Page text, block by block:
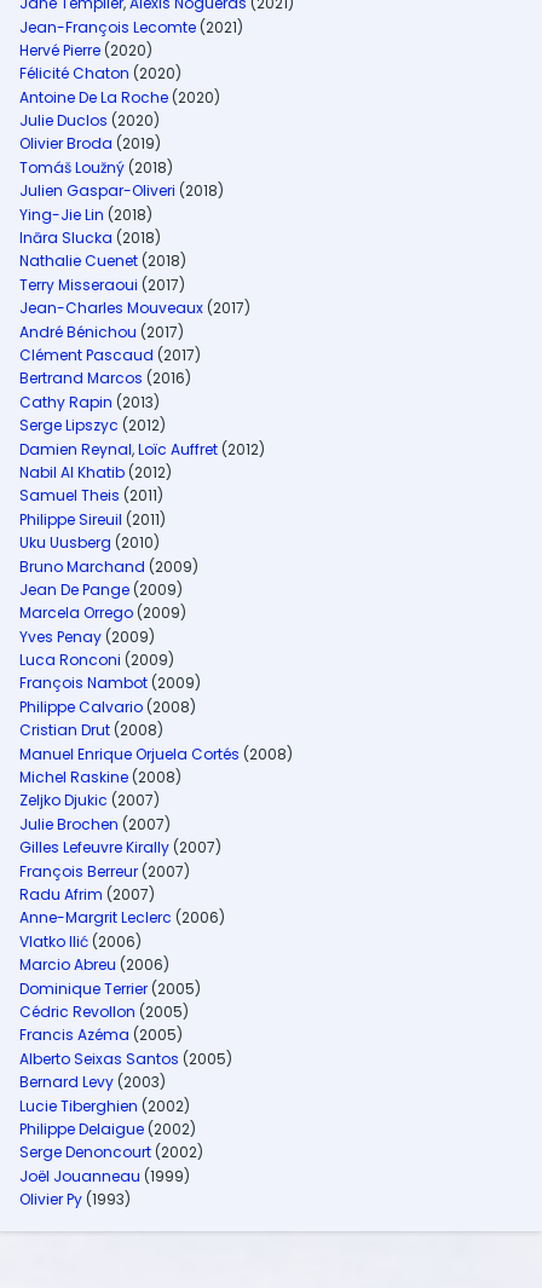
Jean-François Lecomte (2021)
Hervé Pierre (2020)
Félicité Chaton (2020)
Antoine De La Roche (2020)
Julie Duclos (2020)
Olivier Broda (2019)
Tomáš Loužný (2018)
Julien Gaspar-Oliveri (2018)
Ying-Jie Lin (2018)
Ināra Slucka (2018)
Nathalie Cuenet (2018)
Terry Misseraoui (2017)
Jean-Charles Mouveaux (2017)
André Bénichou (2017)
Clément Pascaud (2017)
Bertrand Marcos (2016)
Cathy Rapin (2013)
Serge Lipszyc (2012)
Damien Reynal,Loïc Auffret (2012)
Nabil Al Khatib (2012)
Samuel Theis (2011)
Philippe Sireuil (2011)
Uku Uusberg (2010)
Bruno Marchand (2009)
Jean De Pange (2009)
Marcela Orrego (2009)
Yves Penay (2009)
Luca Ronconi (2009)
François Nambot (2009)
Philippe Calvario (2008)
Cristian Drut (2008)
Manuel Enrique Orjuela Cortés (2008)
Michel Raskine (2008)
Zeljko Djukic (2007)
Julie Brochen (2007)
Gilles Lefeuvre Kirally (2007)
François Berreur (2007)
Radu Afrim (2007)
Anne-Margrit Leclerc (2006)
Vlatko Ilić (2006)
Marcio Abreu (2006)
Dominique Terrier (2005)
Cédric Revollon (2005)
Francis Azéma (2005)
Alberto Seixas Santos (2005)
Bernard Levy (2003)
Lucie Tiberghien (2002)
Philippe Delaigue (2002)
Serge Denoncourt (2002)
Joël Jouanneau (1999)
Olivier Py (1993)